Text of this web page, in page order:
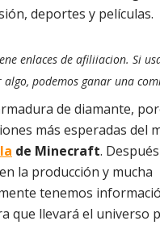
enlaces de afiliiacion. Si
podemos ganar una
de diamante,
más esperadas del
de Minecraft.
la producción y mucha
tenemos
que llevará el universo